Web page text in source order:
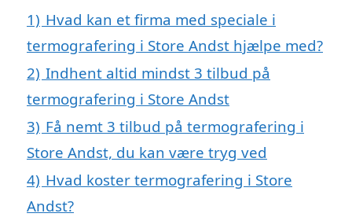
1) Hvad kan et firma med speciale i
termografering i Store Andst hjælpe med?
2) Indhent altid mindst 3 tilbud på
termografering i Store Andst
3) Få nemt 3 tilbud på termografering i
Store Andst, du kan være tryg ved
4) Hvad koster termografering i Store
Andst?